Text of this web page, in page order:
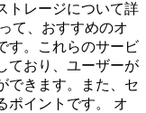
トレージについて詳
て、おすすめのオ
す。これらのサービ
ており、ユーザーが
できます。また、セ
ポイントです。 オ